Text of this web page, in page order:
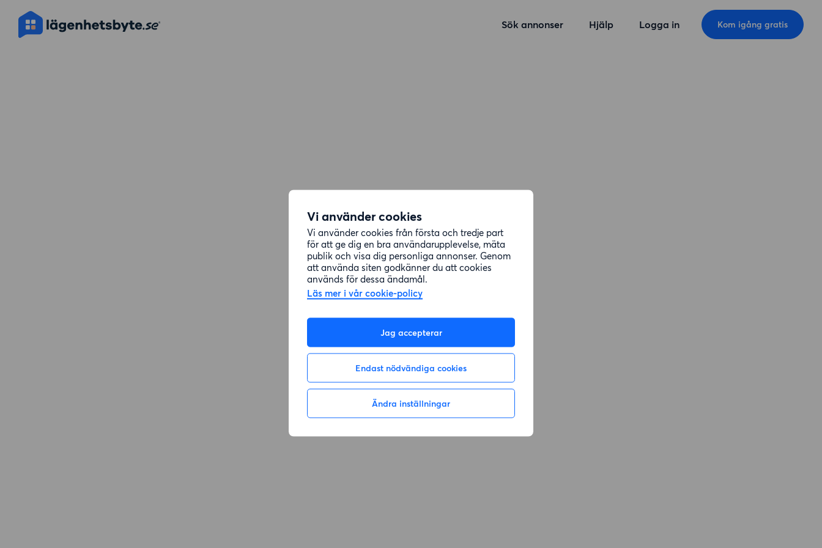
Vi använder cookies
Vi använder cookies från första och tredje part
för att ge dig en bra användarupplevelse, mäta
publik och visa dig personliga annonser. Genom
att använda siten godkänner du att cookies
används för dessa ändamål.
Läs mer i vår cookie-policy
Jag accepterar
Endast nödvändiga cookies
Ändra inställningar
Sök annonser Hjälp Logga in Kom igång gratis